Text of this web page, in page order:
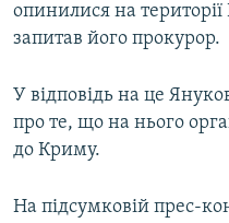
опинилися на території
запитав його прокурор.
У відповідь на це
про те, що на нього
до Криму.
На підсумковій прес-